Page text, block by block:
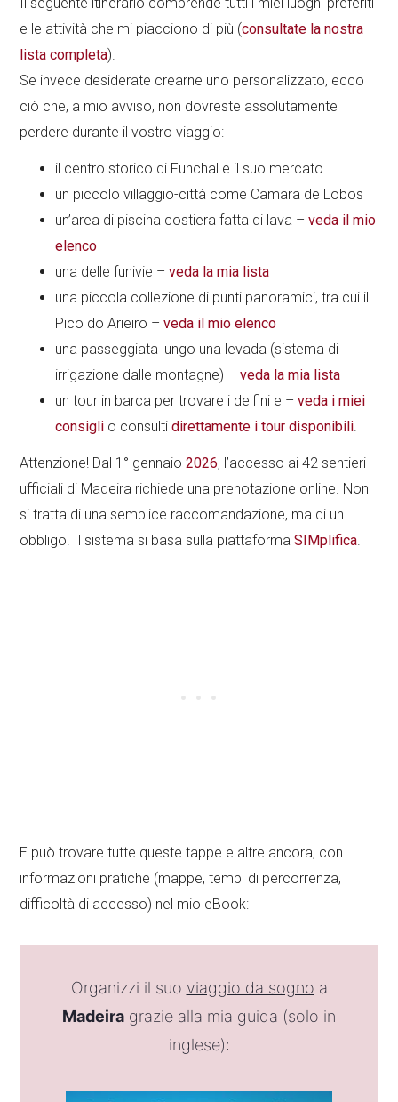
e le attività che mi piacciono di più (consultate la nostra
lista completa).
Se invece desiderate crearne uno personalizzato, ecco
ciò che, a mio avviso, non dovreste assolutamente
perdere durante il vostro viaggio:
il centro storico di Funchal e il suo mercato
un piccolo villaggio-città come Camara de Lobos
un’area di piscina costiera fatta di lava –veda il mio
elenco
una delle funivie –veda la mia lista
una piccola collezione di punti panoramici, tra cui il
Pico do Arieiro –veda il mio elenco
una passeggiata lungo una levada (sistema di
irrigazione dalle montagne) –veda la mia lista
un tour in barca per trovare i delfini e –veda i miei
consigli o consultidirettamente i tour disponibili
Attenzione! Dal 1° gennaio2026, l’accesso ai 42 sentieri
ufficiali di Madeira richiede una prenotazione online. Non
si tratta di una semplice raccomandazione, ma di un
obbligo. Il sistema si basa sulla piattaformaSIMplifica
E può trovare tutte queste tappe e altre ancora, con
informazioni pratiche (mappe, tempi di percorrenza,
difficoltà di accesso) nel mio eBook:
Organizzi il suo viaggio da sogno a
Madeira grazie alla mia guida (solo in
inglese):